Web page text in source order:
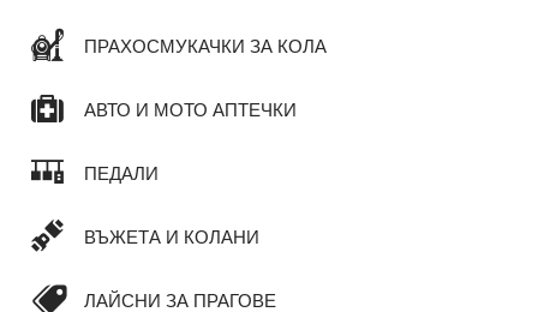
ПРАХОСМУКАЧКИ ЗА КОЛА
АВТО И МОТО АПТЕЧКИ
ПЕДАЛИ
ВЪЖЕТА И КОЛАНИ
ЛАЙСНИ ЗА ПРАГОВЕ